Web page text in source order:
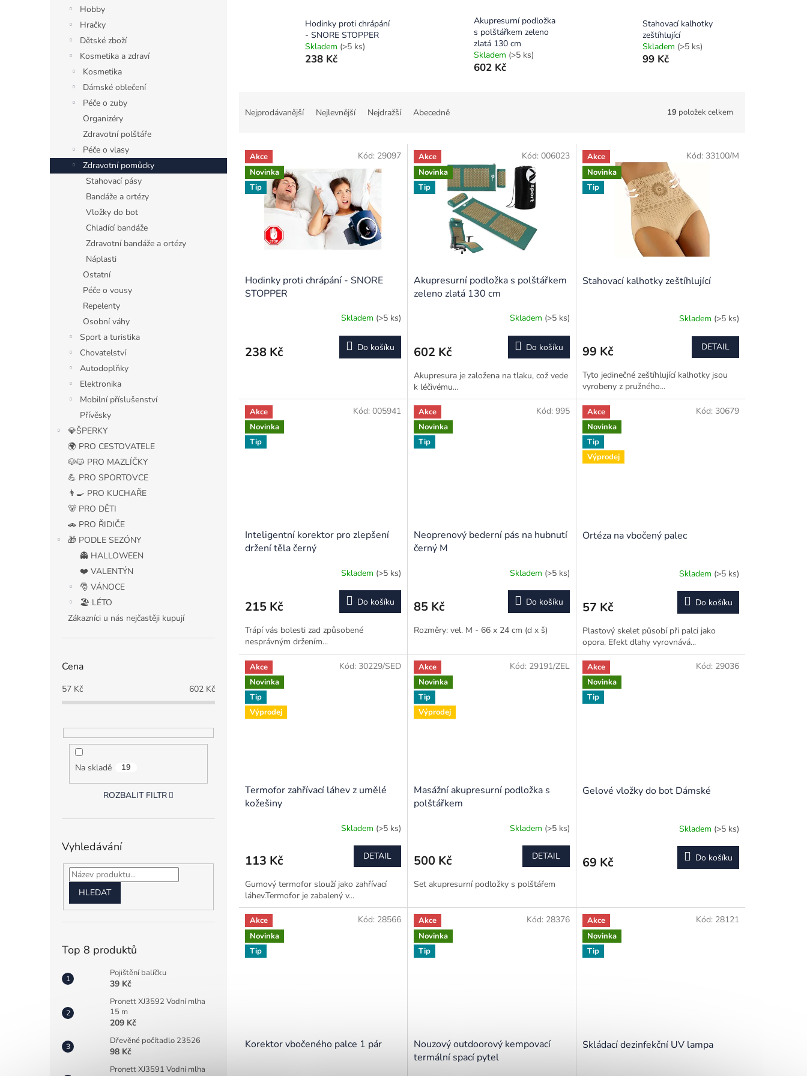
Hobby
Hračky
Dětské zboží
Kosmetika a zdraví
Kosmetika
Dámské oblečení
Péče o zuby
Organizéry
Zdravotní polštáře
Péče o vlasy
Zdravotní pomůcky
Stahovací pásy
Bandáže a ortézy
Vložky do bot
Chladící bandáže
Zdravotní bandáže a ortézy
Náplasti
Ostatní
Péče o vousy
Repelenty
Osobní váhy
Sport a turistika
Chovatelství
Autodoplňky
Elektronika
Mobilní příslušenství
Přívěsky
💎ŠPERKY
🌍 PRO CESTOVATELE
🐶🐱 PRO MAZLÍČKY
💪 PRO SPORTOVCE
👨‍🍳 PRO KUCHAŘE
🐻 PRO DĚTI
🚗 PRO ŘIDIČE
🎁 PODLE SEZÓNY
👻 HALLOWEEN
❤️ VALENTÝN
🎅 VÁNOCE
🏖️ LÉTO
Zákazníci u nás nejčastěji kupují
Cena
57 Kč 602 Kč
Na skladě 19
ROZBALIT FILTR
Vyhledávání
HLEDAT
Top 8 produktů
Pojištění balíčku
39 Kč
Pronett XJ3592 Vodní mlha
15 m
209 Kč
Dřevěné počítadlo 23526
98 Kč
Pronett XJ3591 Vodní mlha
Hodinky proti chrápání
- SNORE STOPPER
Skladem (>5 ks)
238 Kč
Akupresurní podložka
s polštářkem zeleno
zlatá 130 cm
Skladem (>5 ks)
602 Kč
Stahovací kalhotky
zeštíhlující
Skladem (>5 ks)
99 Kč
p
Nejprodávanější Nejlevnější Nejdražší Abecedně 19 položek celkem
V
p
Akce
Novinka
Tip
Hodinky proti chrápání - SNORE
STOPPER
Skladem (>5 ks)
238 Kč Do košíku
Kód: 29097
Akce
Novinka
Tip
Akupresurní podložka s polštářkem
zeleno zlatá 130 cm
Skladem (>5 ks)
602 Kč Do košíku
Akupresura je založena na tlaku, což vede
k léčivému...
Kód: 006023
Akce
Novinka
Tip
Stahovací kalhotky zeštíhlující
Skladem (>5 ks)
99 Kč DETAIL
Tyto jedinečné zeštíhlující kalhotky jsou
vyrobeny z pružného...
Kód: 33100/M
Akce
Novinka
Tip
Inteligentní korektor pro zlepšení
držení těla černý
Skladem (>5 ks)
215 Kč Do košíku
Trápí vás bolesti zad způsobené
nesprávným držením...
Kód: 005941
Akce
Novinka
Tip
Neoprenový bederní pás na hubnutí
černý M
Skladem (>5 ks)
85 Kč Do košíku
Rozměry: vel. M - 66 x 24 cm (d x š)
Kód: 995
Akce
Novinka
Tip
Výprodej
Ortéza na vbočený palec
je
z
5
hvězdiček.
Skladem (>5 ks)
57 Kč Do košíku
Plastový skelet působí při palci jako
opora. Efekt dlahy vyrovnává...
Kód: 30679
Akce
Novinka
Tip
Výprodej
Termofor zahřívací láhev z umělé
kožešiny
je
z
5
hvězdiček.
Skladem (>5 ks)
113 Kč DETAIL
Gumový termofor slouží jako zahřívací
láhev.Termofor je zabalený v...
Kód: 30229/SED
Akce
Novinka
Tip
Výprodej
Masážní akupresurní podložka s
polštářkem
Skladem (>5 ks)
500 Kč DETAIL
Set akupresurní podložky s polštářem
Kód: 29191/ZEL
Akce
Novinka
Tip
Gelové vložky do bot Dámské
Skladem (>5 ks)
69 Kč Do košíku
Kód: 29036
Akce
Novinka
Tip
Korektor vbočeného palce 1 pár
Kód: 28566
Akce
Novinka
Tip
Nouzový outdoorový kempovací
termální spací pytel
Kód: 28376
Akce
Novinka
Tip
Skládací dezinfekční UV lampa
Kód: 28121